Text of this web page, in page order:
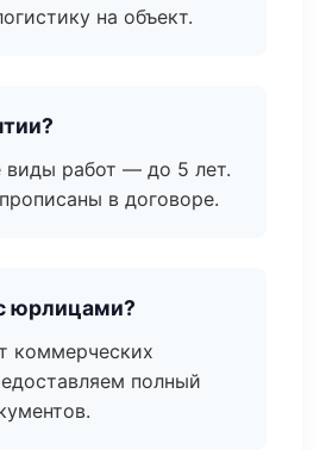
на объект.
работ — до 5 лет.
в договоре.
юрлицами?
коммерческих
полный